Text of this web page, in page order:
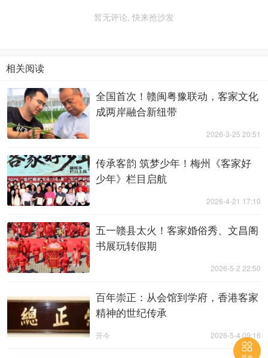
暂无评论, 快来抢沙发
相关阅读
全国首次！赣闽粤豫联动，客家文化
成两岸融合新纽带
2026-3-25 20:51
传承客韵 筑梦少年！梅州《客家好
少年》栏目启航
2026-4-21 17:10
五一赣县太火！客家婚俗秀、文昌阁
书展玩转假期
2026-5-2 22:50
百年崇正：从会馆到学府，香港客家
精神的世纪传承
2026-5-4 09:16
开今
